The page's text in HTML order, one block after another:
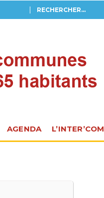
AGENDA L’INTER’COM